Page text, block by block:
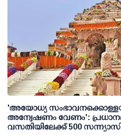
'അയോധ്യ
അന്വേഷണം വേണം':
വസതിയിലേക്ക് 500